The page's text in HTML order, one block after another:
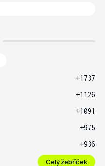
+1737
+1126
+1091
+975
+936
Celý žebříček